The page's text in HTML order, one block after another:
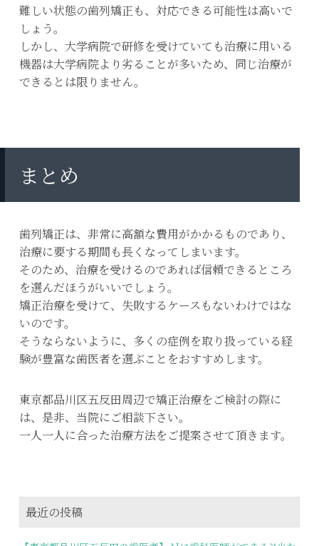
難しい状態の歯列矯正も、対応できる可能性は高いで
しょう。
しかし、大学病院で研修を受けていても治療に用いる
機器は大学病院より劣ることが多いため、同じ治療が
できるとは限りません。
まとめ
歯列矯正は、非常に高額な費用がかかるものであり、
治療に要する期間も長くなってしまいます。
そのため、治療を受けるのであれば信頼できるところ
を選んだほうがいいでしょう。
矯正治療を受けて、失敗するケースもないわけではな
いのです。
そうならないように、多くの症例を取り扱っている経
験が豊富な歯医者を選ぶことをおすすめします。
東京都品川区五反田周辺で矯正治療をご検討の際に
は、是非、当院にご相談下さい。
一人一人に合った治療方法をご提案させて頂きます。
最近の投稿